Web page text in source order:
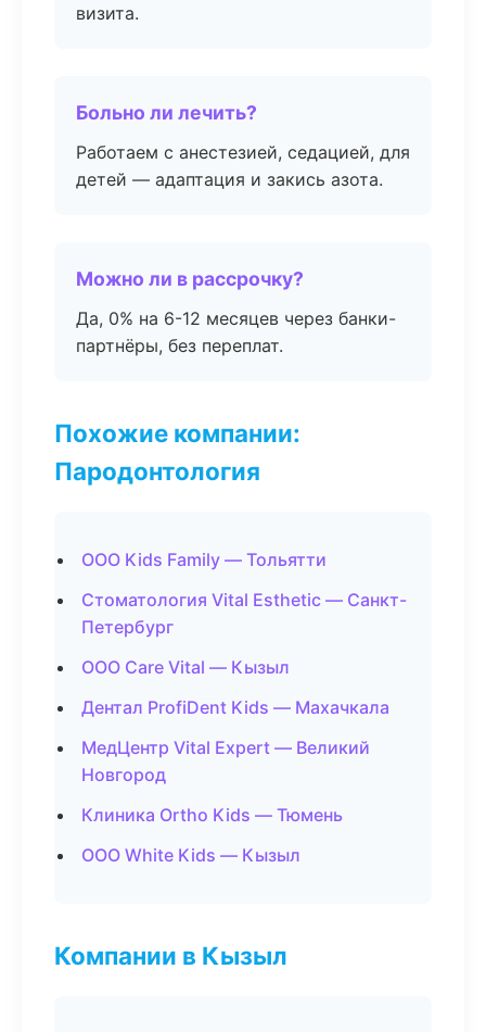
визита.
Больно ли лечить?
Работаем с анестезией, седацией, для
детей — адаптация и закись азота.
Можно ли в рассрочку?
Да, 0% на 6-12 месяцев через банки-
партнёры, без переплат.
Похожие компании:
Пародонтология
ООО Kids Family — Тольятти
Стоматология Vital Esthetic — Санкт-
Петербург
ООО Care Vital — Кызыл
Дентал ProfiDent Kids — Махачкала
МедЦентр Vital Expert — Великий
Новгород
Клиника Ortho Kids — Тюмень
ООО White Kids — Кызыл
Компании в Кызыл